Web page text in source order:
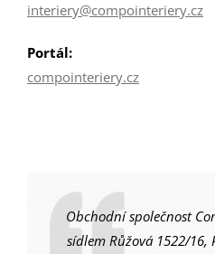
interiery@compointeriery.cz
Portál:
compointeriery.cz
Obchodní společnost
sídlem Růžová 1522/